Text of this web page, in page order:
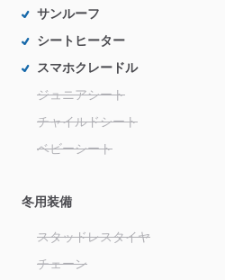
サンルーフ
シートヒーター
スマホクレードル
ジュニアシート
チャイルドシート
ベビーシート
冬用装備
スタッドレスタイヤ
チェーン